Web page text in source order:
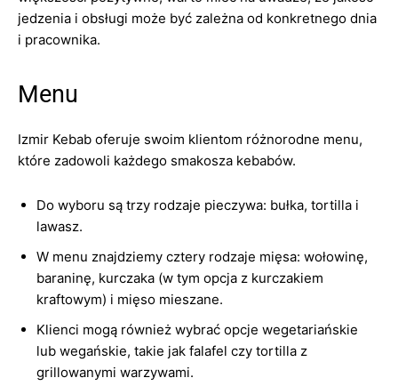
jedzenia i obsługi może być zależna od konkretnego dnia
i pracownika.
Menu
Izmir Kebab oferuje swoim klientom różnorodne menu,
które zadowoli każdego smakosza kebabów.
Do wyboru są trzy rodzaje pieczywa: bułka, tortilla i
lawasz.
W menu znajdziemy cztery rodzaje mięsa: wołowinę,
baraninę, kurczaka (w tym opcja z kurczakiem
kraftowym) i mięso mieszane.
Klienci mogą również wybrać opcje wegetariańskie
lub wegańskie, takie jak falafel czy tortilla z
grillowanymi warzywami.